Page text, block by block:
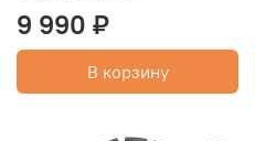
9 990 ₽
В корзину